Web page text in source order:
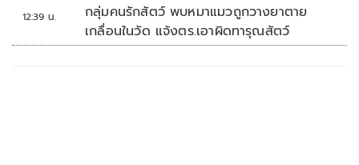
12:39 น.
กลุ่มคนรักสัตว์ พบหมาแมวถูกวางยาตาย
เกลื่อนในวัด แจ้งตร.เอาผิดทารุณสัตว์